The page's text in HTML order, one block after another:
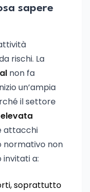
sapere
rischi. La
non fa
un’ampia
il settore
elevata
attacchi
normativo non
invitati a:
soprattutto